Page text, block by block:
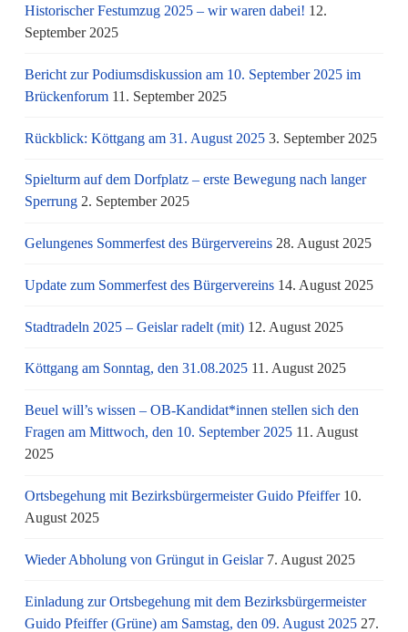
Historischer Festumzug 2025 – wir waren dabei! 12.
September 2025
Bericht zur Podiumsdiskussion am 10. September 2025 im
Brückenforum 11. September 2025
Rückblick: Köttgang am 31. August 2025 3. September 2025
Spielturm auf dem Dorfplatz – erste Bewegung nach langer
Sperrung 2. September 2025
Gelungenes Sommerfest des Bürgervereins 28. August 2025
Update zum Sommerfest des Bürgervereins 14. August 2025
Stadtradeln 2025 – Geislar radelt (mit) 12. August 2025
Köttgang am Sonntag, den 31.08.2025 11. August 2025
Beuel will’s wissen – OB-Kandidat*innen stellen sich den
Fragen am Mittwoch, den 10. September 2025 11. August
2025
Ortsbegehung mit Bezirksbürgermeister Guido Pfeiffer 10.
August 2025
Wieder Abholung von Grüngut in Geislar 7. August 2025
Einladung zur Ortsbegehung mit dem Bezirksbürgermeister
Guido Pfeiffer (Grüne) am Samstag, den 09. August 2025 27.